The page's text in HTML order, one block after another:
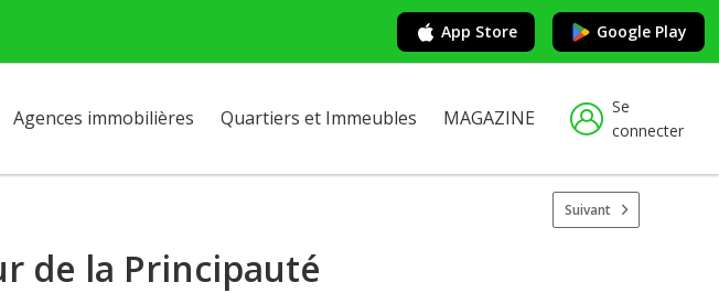
App Store Google Play
Agences immobilières Quartiers et Immeubles MAGAZINE
Se
connecter
Suivant
de la Principauté